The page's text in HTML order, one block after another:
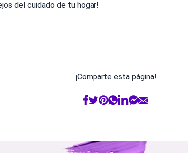
del cuidado de tu hogar!
¡Comparte esta página!